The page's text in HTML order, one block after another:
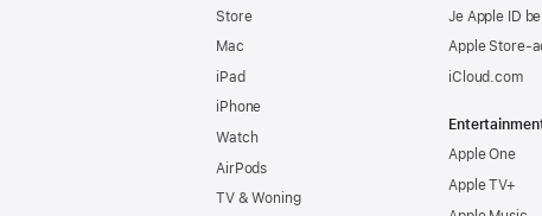
Store
Mac
iPad
iPhone
Watch
AirPods
TV & Woning
Je Apple ID
Apple Store-
iCloud.com
Apple One
Apple TV+